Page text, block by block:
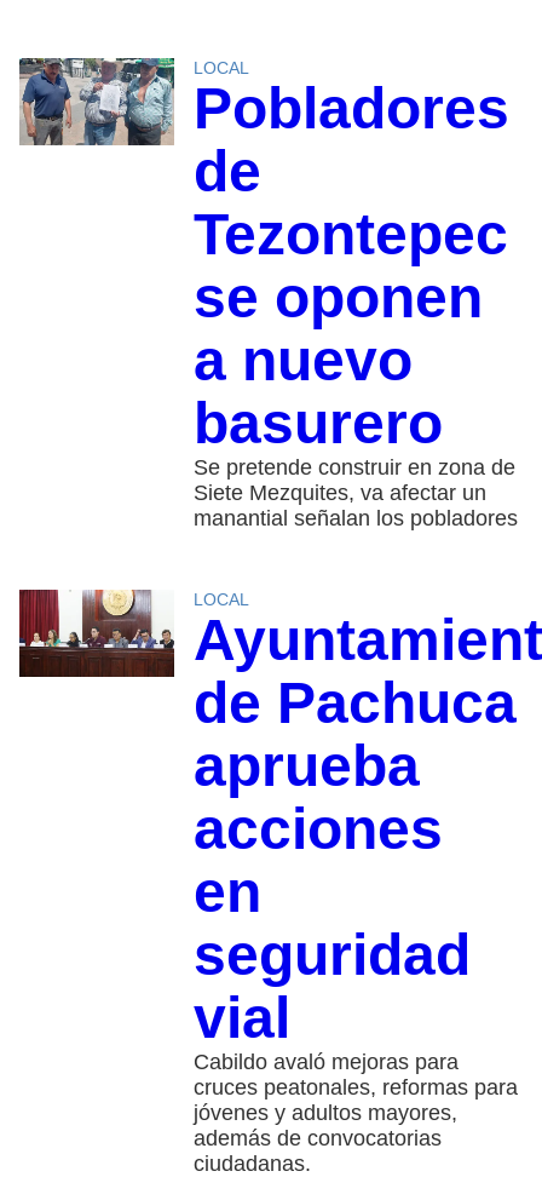
LOCAL
Pobladores
de
Tezontepec
se oponen
a nuevo
basurero
Se pretende construir en zona de
Siete Mezquites, va afectar un
manantial señalan los pobladores
LOCAL
de Pachuca
aprueba
acciones
en
seguridad
vial
Cabildo avaló mejoras para
cruces peatonales, reformas para
jóvenes y adultos mayores,
además de convocatorias
ciudadanas.